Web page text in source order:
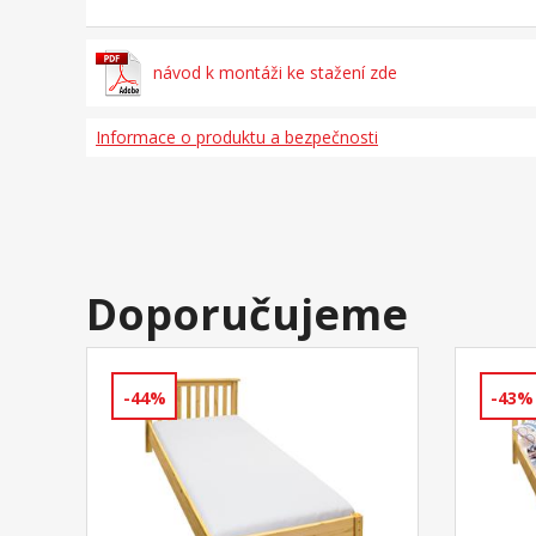
návod k montáži ke stažení zde
Informace o produktu a bezpečnosti
Doporučujeme
-44% -43%